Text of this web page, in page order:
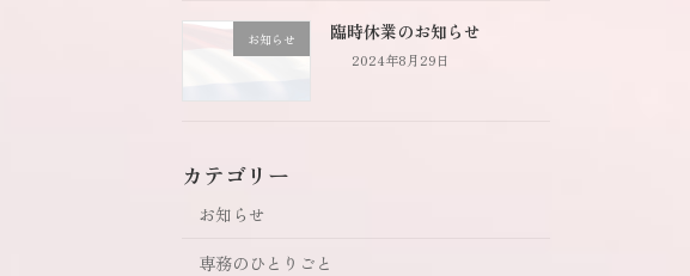
お知らせ 臨時休業のお知らせ
2024年8月29日
カテゴリー
お知らせ
専務のひとりごと